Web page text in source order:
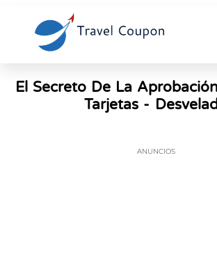
El Secreto De La
Tarjetas -
ANUNCIOS